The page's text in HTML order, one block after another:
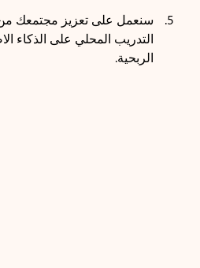
سنعمل على تعزيز مجتمعك من
التدريب المحلي على الذكاء
الربحية.